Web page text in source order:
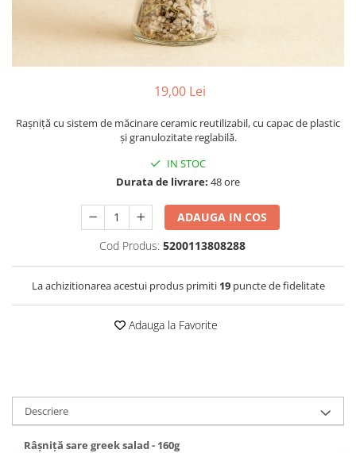
PRODUSE ECO / ORGANICE
REMEDII NATURISTE
19,00 Lei
Rașniță cu sistem de măcinare ceramic reutilizabil, cu capac de plastic
și granulozitate reglabilă.
IN STOC
Durata de livrare: 48 ore
ADAUGA IN COS
Cod Produs: 5200113808288
La achizitionarea acestui produs primiti 19puncte de fidelitate
Adauga la Favorite
Descriere
Râșniță sare greek salad - 160g